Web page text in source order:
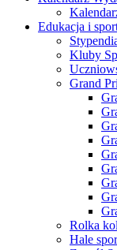
Edukacja i
Kluby
Grand
Rolka
Hale